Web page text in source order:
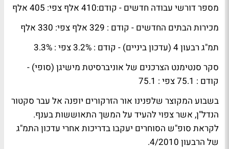
מספר דורשי עבודה חדשים - קודם:410 אלף צפי: 405 אלף
מכירות הבתים החדשים - קודם : 329 אלף צפי: 330 אלף
תמ"ג רבעון 4 (עדכון ביניים) - קודם : 3.2% צפי : 3.3%
סקר סנטימנט הצרכנים של אוניברסיטת מישיגן (סופי) -
קודם : 75.1 צפי : 75.1
בשבוע המקוצר שלפנינו אור הזרקורים יופנה אל עבר סקטור
הנדל"ן, אשר צפוי להעיד על המשך התאוששות בענף.
לקראת סופ"ש הסוחרים יעקבו בדריכות אחרי עדכון התמ"ג
של הרבעון 4/2010.